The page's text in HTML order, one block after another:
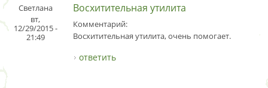
Светлана
вт,
12/29/2015 -
21:49
Восхитительная утилита
Комментарий:
Восхитительная утилита, очень помогает.
ответить